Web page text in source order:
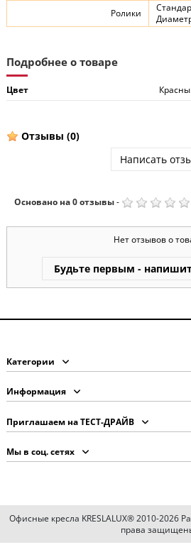
Ролики
Подробнее о товаре
Цвет
Отзывы (0)
Написать
Основано на0отзывы-
Нет отзывов о
Будьте первым -
Категории
Информация
Приглашаем на ТЕСТ-ДРАЙВ
Мы в соц. сетях
Офисные кресла KRESLALUX® 2010-2026
права